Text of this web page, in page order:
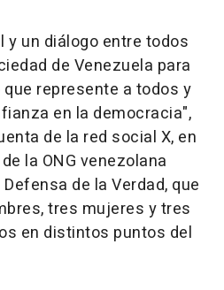
y un diálogo entre todos
de Venezuela para
represente a todos y
en la democracia",
de la red social X, en
la ONG venezolana
de la Verdad, que
tres mujeres y tres
en distintos puntos del